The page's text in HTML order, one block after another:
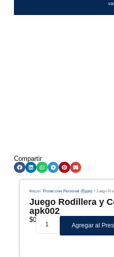
Compartir
Inicio/ Proteccion Personal (Epps) / Juego
Juego Rodillera y
apk002
$0
Agregar al